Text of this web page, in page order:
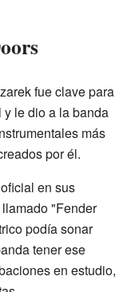
fue clave para
le dio a la banda
más
por él.
en sus
"Fender
podía sonar
tener ese
en estudio,